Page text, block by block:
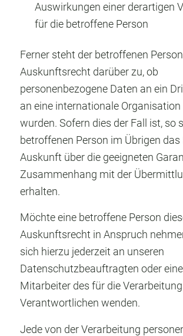
Auswirkungen einer derartigen
für die betroffene Person
Ferner steht der betroffenen
Auskunftsrecht darüber zu, ob
personenbezogene Daten an ein
an eine internationale
wurden. Sofern dies der Fall ist, so
betroffenen Person im Übrigen das
Auskunft über die geeigneten
Zusammenhang mit der
erhalten.
Möchte eine betroffene Person
Auskunftsrecht in Anspruch
sich hierzu jederzeit an unseren
Datenschutzbeauftragten oder
Mitarbeiter des für die Verarbeitung
Verantwortlichen wenden.
Jede von der Verarbeitung